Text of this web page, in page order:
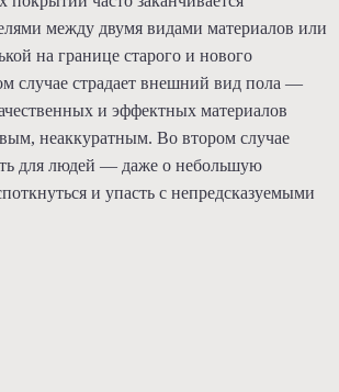
между двумя видами материалов или
на границе старого и нового
случае страдает внешний вид пола —
и эффектных материалов
неаккуратным. Во втором случае
для людей — даже о небольшую
и упасть с непредсказуемыми